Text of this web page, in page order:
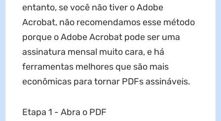
entanto, se você não tiver o Adobe
Acrobat, não recomendamos esse método
porque o Adobe Acrobat pode ser uma
assinatura mensal muito cara, e há
ferramentas melhores que são mais
econômicas para tornar PDFs assináveis.
Etapa 1 - Abra o PDF